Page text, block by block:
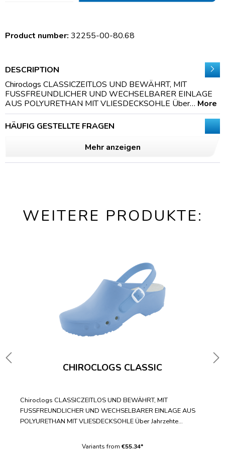
Product number: 32255-00-80.68
DESCRIPTION
Chiroclogs CLASSICZEITLOS UND BEWÄHRT, MIT
FUSSFREUNDLICHER UND WECHSELBARER EINLAGE
AUS POLYURETHAN MIT VLIESDECKSOHLE Über… More
HÄUFIG GESTELLTE FRAGEN
Mehr anzeigen
WEITERE PRODUKTE:
CHIROCLOGS CLASSIC
Chiroclogs CLASSICZEITLOS UND BEWÄHRT, MIT
FUSSFREUNDLICHER UND WECHSELBARER EINLAGE AUS
POLYURETHAN MIT VLIESDECKSOHLE Über Jahrzehte
fußfreundlicher VliesdecksohleBis zur Doppelgröße 47/48
Variants from €55.34*